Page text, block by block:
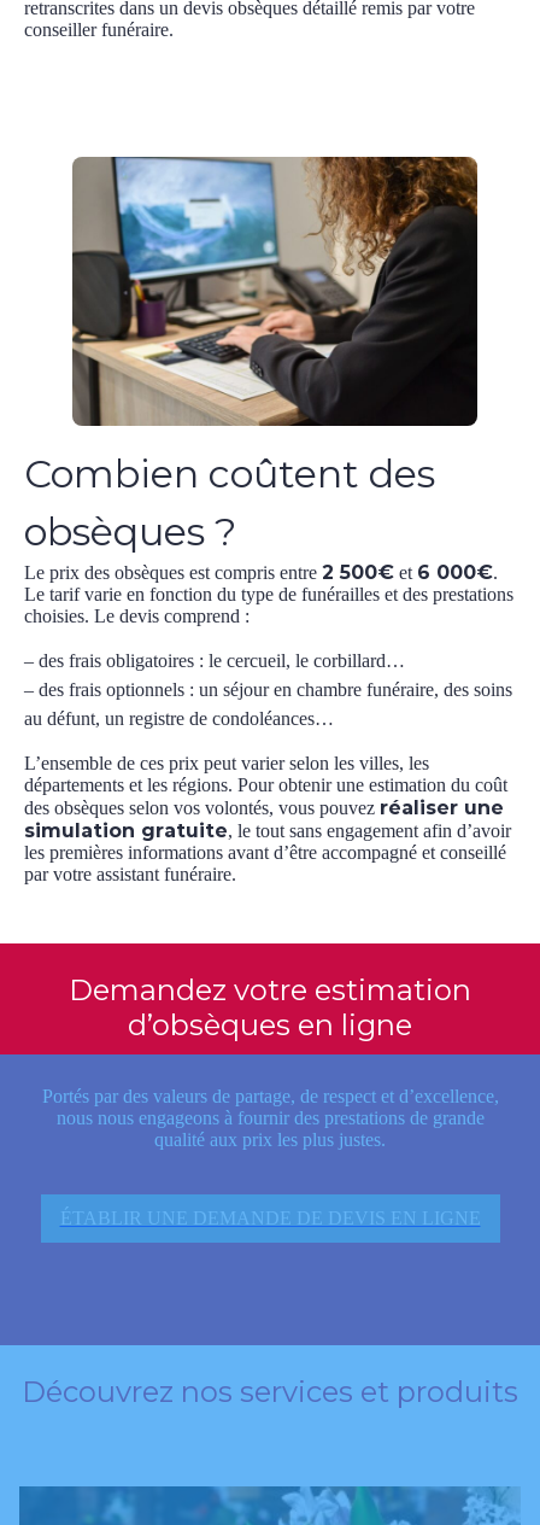
retranscrites dans un devis obsèques détaillé remis par votre
conseiller funéraire.
Combien coûtent des
obsèques ?
Le prix des obsèques est compris entre 2 500€ et 6 000€.
Le tarif varie en fonction du type de funérailles et des prestations
choisies. Le devis comprend :
– des frais obligatoires : le cercueil, le corbillard…
– des frais optionnels : un séjour en chambre funéraire, des soins
au défunt, un registre de condoléances…
L’ensemble de ces prix peut varier selon les villes, les
départements et les régions. Pour obtenir une estimation du coût
des obsèques selon vos volontés, vous pouvez réaliser une
simulation gratuite, le tout sans engagement afin d’avoir
les premières informations avant d’être accompagné et conseillé
par votre assistant funéraire.
Demandez votre estimation
d’obsèques en ligne
Portés par des valeurs de partage, de respect et d’excellence,
nous nous engageons à fournir des prestations de grande
qualité aux prix les plus justes.
ÉTABLIR UNE DEMANDE DE DEVIS EN LIGNE
Découvrez nos services et produits